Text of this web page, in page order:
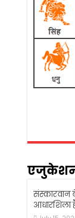
संस्कारवान
आधारशिला